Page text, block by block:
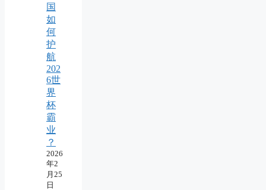
国
如
何
护
航
202
6世
界
杯
霸
业
？
2026
年2
月25
日